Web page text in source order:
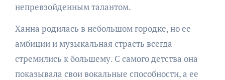
непревзойденным талантом.
Ханна родилась в небольшом городке, но ее
амбиции и музыкальная страсть всегда
стремились к большему. С самого детства она
показывала свои вокальные способности, а ее